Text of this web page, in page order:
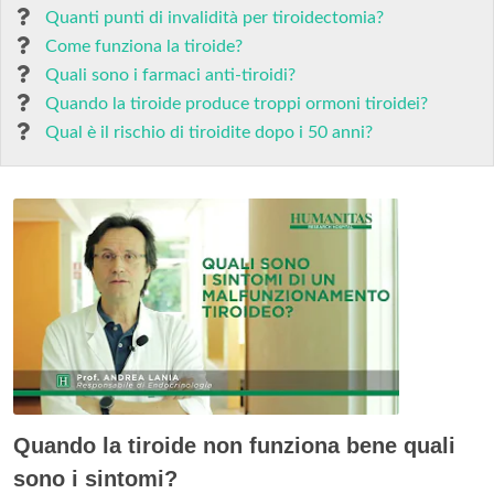
Quanti punti di invalidità per tiroidectomia?
Come funziona la tiroide?
Quali sono i farmaci anti-tiroidi?
Quando la tiroide produce troppi ormoni tiroidei?
Qual è il rischio di tiroidite dopo i 50 anni?
Quando la tiroide non funziona bene quali
sono i sintomi?